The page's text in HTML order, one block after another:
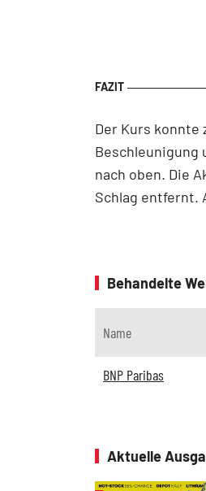
Der Kurs
Beschleunigung
nach oben. Die
Schlag entfernt.
Behandelte
Name
BNP Paribas
Aktuelle